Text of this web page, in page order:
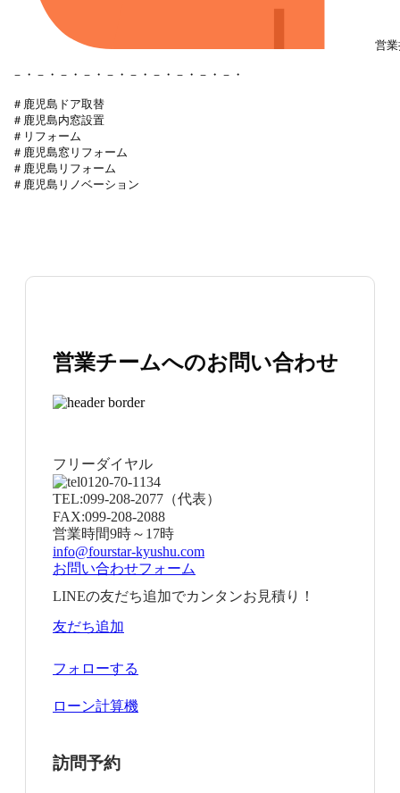
営
－・－・－・－・－・－・－・－・－・－・
＃鹿児島ドア取替
＃鹿児島内窓設置
＃リフォーム
＃鹿児島窓リフォーム
＃鹿児島リフォーム
＃鹿児島リノベーション
営業チームへのお問い合わせ
フリーダイヤル
0120-70-1134
TEL:099-208-2077 （代表）
FAX:099-208-2088
営業時間9時～17時
info@fourstar-kyushu.com
お問い合わせフォーム
LINEの友だち追加でカンタンお見積り！
友だち追加
フォローする
ローン計算機
訪問予約